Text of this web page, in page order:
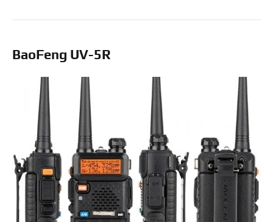
BaoFeng UV-5R